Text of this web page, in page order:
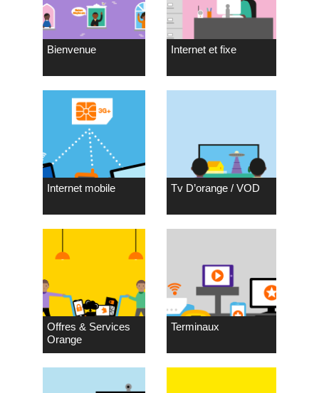
Bienvenue Internet et fixe
Internet mobile Tv D’orange / VOD
Offres & Services
Orange
Terminaux